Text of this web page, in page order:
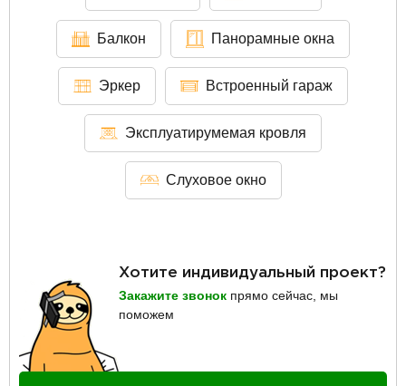
Балкон Панорамные окна
Эркер Встроенный гараж
Эксплуатирумемая кровля
Слуховое окно
Хотите индивидуальный проект?
Закажите звонок прямо сейчас, мы
поможем